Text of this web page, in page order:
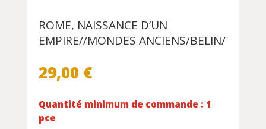
ROME, NAISSANCE D’UN
EMPIRE//MONDES ANCIENS/BELIN/
29,00 €
Quantité minimum de commande : 1
pce